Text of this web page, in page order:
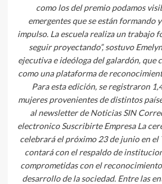
como los del premio podamos
emergentes que se están formando
impulso. La escuela realiza un trabajo
seguir proyectando”, sostuvo
ejecutiva e ideóloga del galardón, que
como una plataforma de
Para esta edición, se registraron
mujeres provenientes de distintos
al newsletter de Noticias SIN
electronico Suscribirte Empresa La
celebrará el próximo 23 de junio en el
contará con el respaldo de
comprometidas con el
desarrollo de la sociedad. Entre las